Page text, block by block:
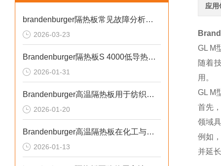
brandenburger隔热板常见故障分析与针对性解决方法分享
2026-03-23
Brandenburger隔热板S 4000低导热系数高机械强度
2026-01-31
Brandenburger高温隔热板用于纺织加工设备隔热
2026-01-20
Brandenburger高温隔热板在化工与环保行业的应用介绍
2026-01-13
应用
GL M
随着
用。
GL M
首先
领域
例如
并延